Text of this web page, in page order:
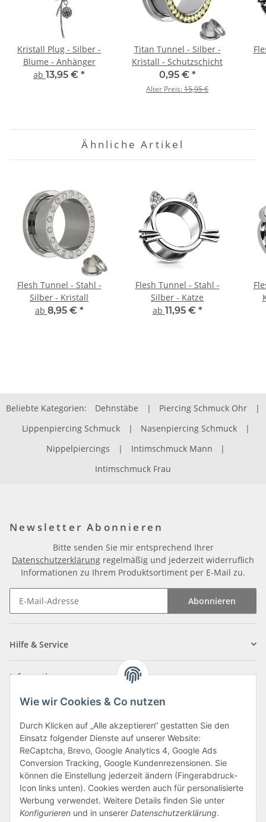
Wie wir Cookies & Co nutzen
Durch Klicken auf „Alle akzeptieren“ gestatten Sie den
Einsatz folgender Dienste auf unserer Website:
ReCaptcha, Brevo, Google Analytics 4, Google Ads
Conversion Tracking, Google Kundenrezensionen. Sie
können die Einstellung jederzeit ändern (Fingerabdruck-
Icon links unten). Cookies werden auch für personalisierte
Werbung verwendet. Weitere Details finden Sie unter
Konfigurieren und in unserer Datenschutzerklärung.
Kristall Plug - Silber -
Blume - Anhänger
ab 13,95 € *
Titan Tunnel - Silber -
Kristall - Schutzschicht
0,95 € *
Alter Preis:15,95 €
Ähnliche Artikel
Flesh Tunnel - Stahl -
Silber - Kristall
ab 8,95 € *
Flesh Tunnel - Stahl -
Silber - Katze
ab 11,95 € *
Beliebte Kategorien: Dehnstäbe | Piercing Schmuck Ohr
|
Lippenpiercing Schmuck
| Nasenpiercing Schmuck
|
Nippelpiercings
| Intimschmuck Mann
|
Intimschmuck Frau
Newsletter Abonnieren
Bitte senden Sie mir entsprechend Ihrer
Datenschutzerklärung regelmäßig und jederzeit widerruflich
Informationen zu Ihrem Produktsortiment per E-Mail zu.
Abonnieren
Hilfe & Service
Informationen
Zahlungsarten